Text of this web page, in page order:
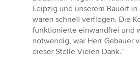
Leipzig und unserem Bauort
waren schnell verflogen. Die
funktionierte einwandfrei und
notwendig, war Herr Gebauer
dieser Stelle Vielen Dank.”